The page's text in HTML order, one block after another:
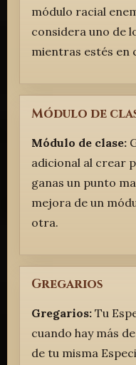
módulo racial
considera uno de
mientras estés en
Módulo de
Módulo de clase:
adicional al crear
ganas un punto
mejora de un
otra.
Gregarios
Gregarios:Tu
cuando hay más
de tu misma